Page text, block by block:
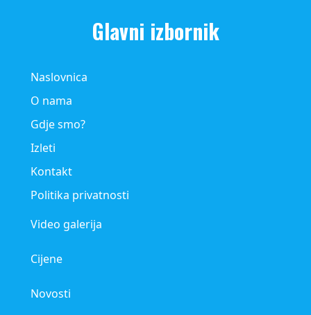
Glavni izbornik
Naslovnica
O nama
Gdje smo?
Izleti
Kontakt
Politika privatnosti
Video galerija
Cijene
Novosti